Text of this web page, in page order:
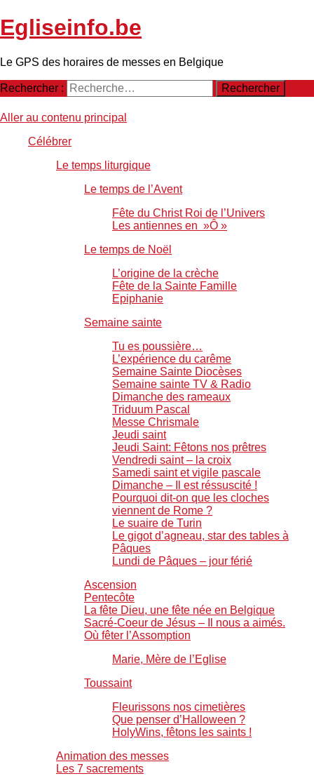
Egliseinfo.be
Le GPS des horaires de messes en Belgique
Rechercher :
Aller au contenu principal
Célébrer
Le temps liturgique
Le temps de l’Avent
Fête du Christ Roi de l’Univers
Les antiennes en »Ô »
Le temps de Noël
L’origine de la crèche
Fête de la Sainte Famille
Epiphanie
Semaine sainte
Tu es poussière…
L’expérience du carême
Semaine Sainte Diocèses
Semaine sainte TV & Radio
Dimanche des rameaux
Triduum Pascal
Messe Chrismale
Jeudi saint
Jeudi Saint: Fêtons nos prêtres
Vendredi saint – la croix
Samedi saint et vigile pascale
Dimanche – Il est réssuscité !
Pourquoi dit-on que les cloches
viennent de Rome ?
Le suaire de Turin
Le gigot d’agneau, star des tables à
Pâques
Lundi de Pâques – jour férié
Ascension
Pentecôte
La fête Dieu, une fête née en Belgique
Sacré-Coeur de Jésus – Il nous a aimés.
Où fêter l’Assomption
Marie, Mère de l’Eglise
Toussaint
Fleurissons nos cimetières
Que penser d’Halloween ?
HolyWins, fêtons les saints !
Animation des messes
Les 7 sacrements